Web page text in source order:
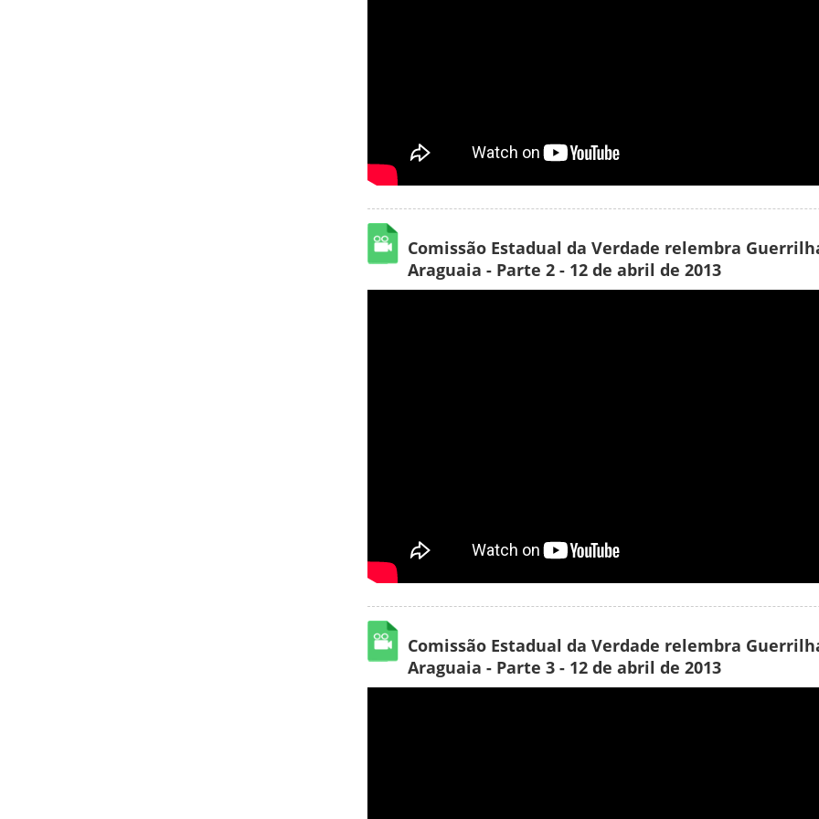
Comissão Estadual da Verdade relembra
Araguaia - Parte 2 - 12 de abril de 2013
Comissão Estadual da Verdade relembra
Araguaia - Parte 3 - 12 de abril de 2013